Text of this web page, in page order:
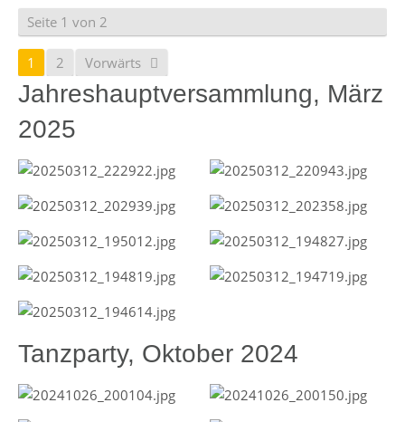
Seite 1 von 2
1 2 Vorwärts
Jahreshauptversammlung, März
2025
Tanzparty, Oktober 2024